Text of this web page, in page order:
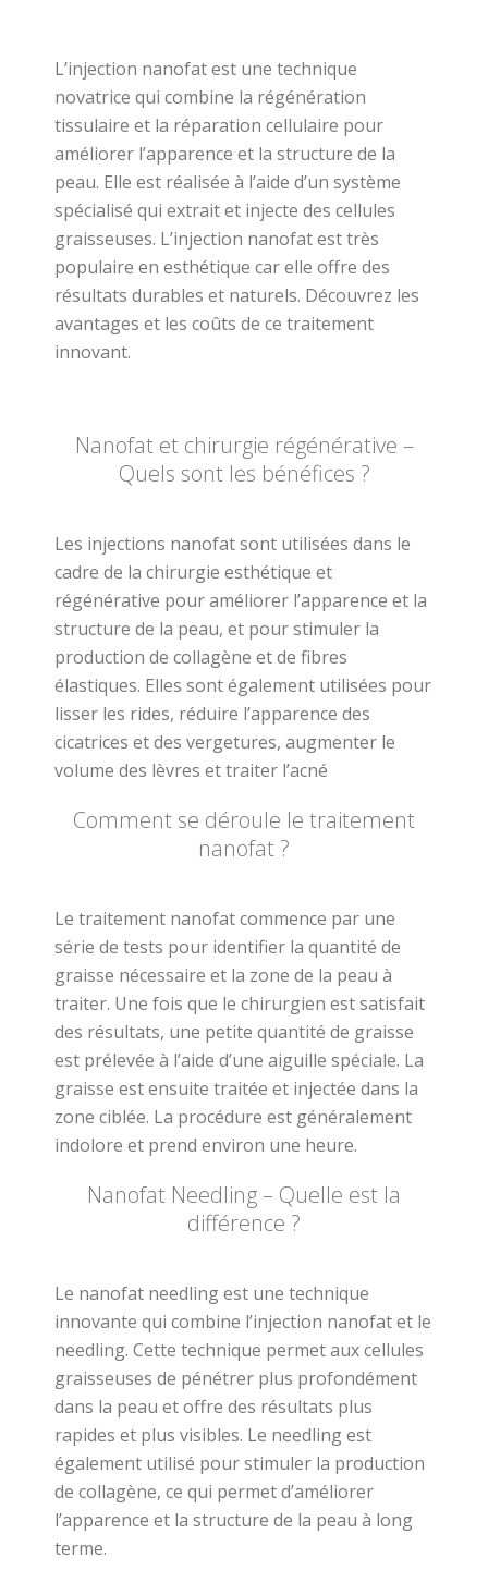
L’injection nanofat est une technique
novatrice qui combine la régénération
tissulaire et la réparation cellulaire pour
améliorer l’apparence et la structure de la
peau. Elle est réalisée à l’aide d’un système
spécialisé qui extrait et injecte des cellules
graisseuses. L’injection nanofat est très
populaire en esthétique car elle offre des
résultats durables et naturels. Découvrez les
avantages et les coûts de ce traitement
innovant.
Nanofat et chirurgie régénérative –
Quels sont les bénéfices ?
Les injections nanofat sont utilisées dans le
cadre de la chirurgie esthétique et
régénérative pour améliorer l’apparence et la
structure de la peau, et pour stimuler la
production de collagène et de fibres
élastiques. Elles sont également utilisées pour
lisser les rides, réduire l’apparence des
cicatrices et des vergetures, augmenter le
volume des lèvres et traiter l’acné
Comment se déroule le traitement
nanofat ?
Le traitement nanofat commence par une
série de tests pour identifier la quantité de
graisse nécessaire et la zone de la peau à
traiter. Une fois que le chirurgien est satisfait
des résultats, une petite quantité de graisse
est prélevée à l’aide d’une aiguille spéciale. La
graisse est ensuite traitée et injectée dans la
zone ciblée. La procédure est généralement
indolore et prend environ une heure.
Nanofat Needling – Quelle est la
différence ?
Le nanofat needling est une technique
innovante qui combine l’injection nanofat et le
needling. Cette technique permet aux cellules
graisseuses de pénétrer plus profondément
dans la peau et offre des résultats plus
rapides et plus visibles. Le needling est
également utilisé pour stimuler la production
de collagène, ce qui permet d’améliorer
l’apparence et la structure de la peau à long
terme.